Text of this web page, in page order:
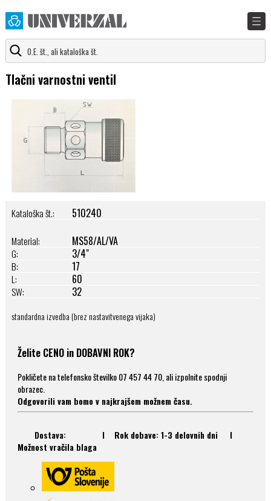
Tlačni varnostni ventil
Kataloška št.: 510240
Material: MS58/AL/VA
G: 3/4"
B: 17
L: 60
SW: 32
standardna izvedba (brez nastavitvenega vijaka)
Želite CENO in DOBAVNI ROK?
Pokličete na telefonsko številko 07 457 44 70, ali izpolnite spodnji
obrazec.
Odgovorili vam bomo v najkrajšem možnem času.
Dostava: I Rok dobave: 1-3 delovnih dni I
Možnost vračila blaga